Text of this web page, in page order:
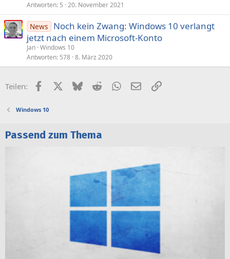
Antworten 5 20. November 2021
News
Noch kein Zwang: Windows 10 verlangt
jetzt nach einem Microsoft-Konto
Jan Windows 10
Antworten 578 8. März 2020
Teilen: FacebookX (Twitter)
BlueskyRedditWhatsApp
E-MailLink
Windows 10
Passend zum Thema